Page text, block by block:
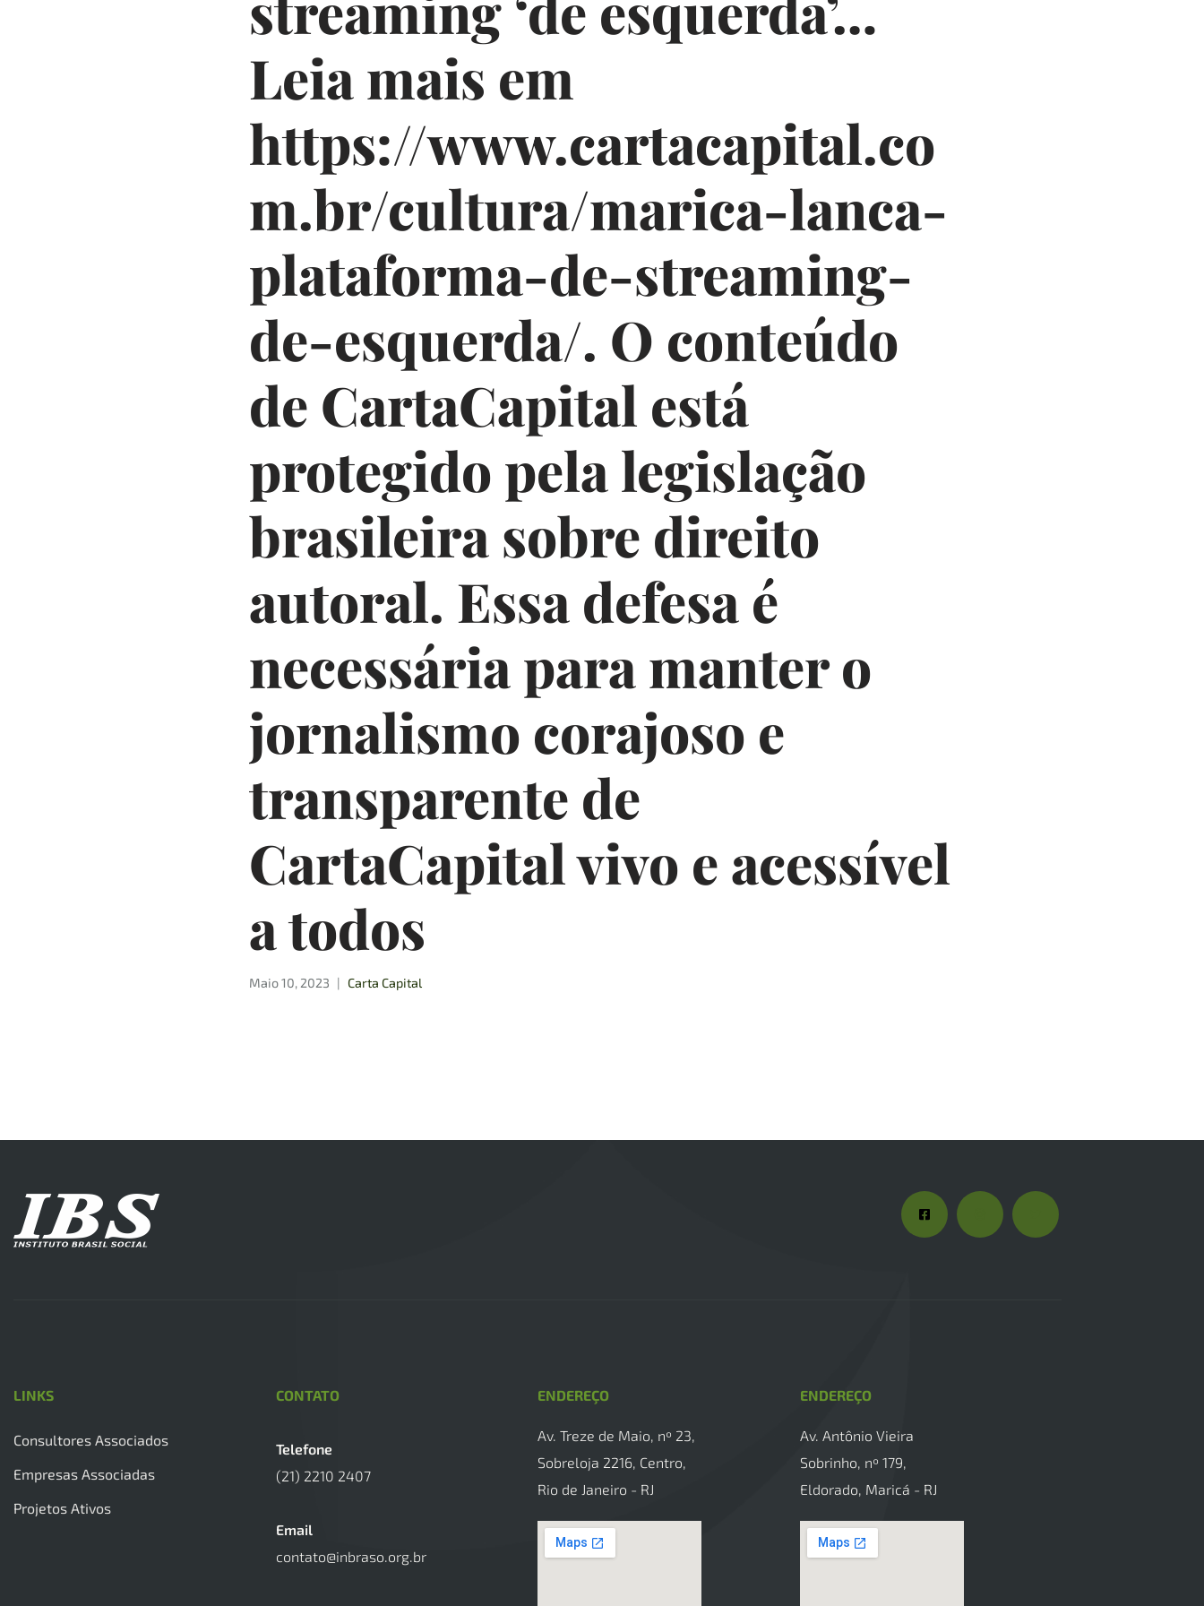
Leia mais em
https://www.cartacapital.co
m.br/cultura/marica-lanca-
plataforma-de-streaming-
de-esquerda/. O conteúdo
de CartaCapital está
protegido pela legislação
brasileira sobre direito
autoral. Essa defesa é
necessária para manter o
jornalismo corajoso e
transparente de
CartaCapital vivo e acessível
a todos
Maio 10, 2023 Carta Capital
LINKS
Consultores Associados
Empresas Associadas
Projetos Ativos
CONTATO
Telefone
(21) 2210 2407
Email
contato@inbraso.org.br
ENDEREÇO
Av. Treze de Maio, nº 23,
Sobreloja 2216, Centro,
Rio de Janeiro - RJ
ENDEREÇO
Av. Antônio Vieira
Sobrinho, nº 179,
Eldorado, Maricá - RJ